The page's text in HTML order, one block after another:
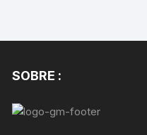
SOBRE :